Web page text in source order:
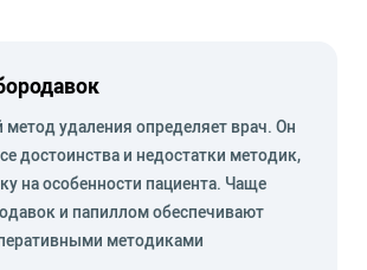
удаления определяет врач. Он
достоинства и недостатки методик,
на особенности пациента. Чаще
и папиллом обеспечивают
методиками